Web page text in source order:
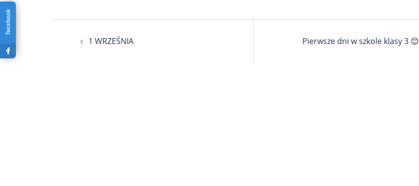
Nawigacja
wpisu1 WRZEŚNIA Pierwsze dni w szkole klasy 3 😊
facebook